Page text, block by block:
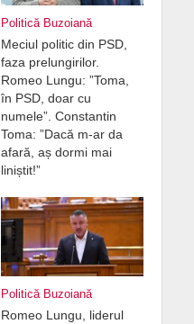
Politică Buzoiană
Meciul politic din PSD,
faza prelungirilor.
Romeo Lungu: ”Toma,
în PSD, doar cu
numele”. Constantin
Toma: ”Dacă m-ar da
afară, aș dormi mai
liniștit!”
Politică Buzoiană
Romeo Lungu, liderul